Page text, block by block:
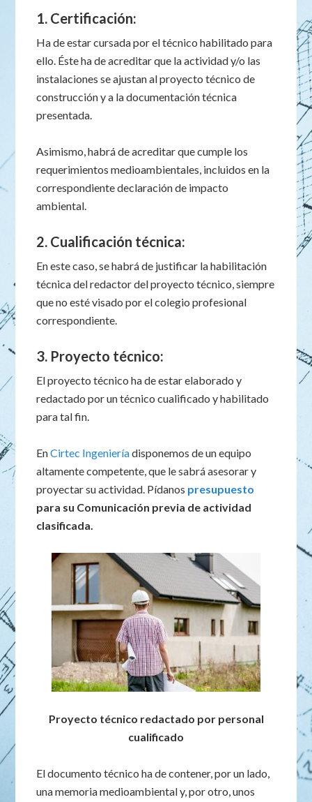
1. Certificación:
Ha de estar cursada por el técnico habilitado para
ello. Éste ha de acreditar que la actividad y/o las
instalaciones se ajustan al proyecto técnico de
construcción y a la documentación técnica
presentada.
Asimismo, habrá de acreditar que cumple los
requerimientos medioambientales, incluidos en la
correspondiente declaración de impacto
ambiental.
2. Cualificación técnica:
En este caso, se habrá de justificar la habilitación
técnica del redactor del proyecto técnico, siempre
que no esté visado por el colegio profesional
correspondiente.
3. Proyecto técnico:
El proyecto técnico ha de estar elaborado y
redactado por un técnico cualificado y habilitado
para tal fin.
EnCirtec Ingenieríadisponemos de un equipo
altamente competente, que le sabrá asesorar y
proyectar su actividad. Pídanos presupuesto
para su Comunicación previa de actividad
clasificada.
Proyecto técnico redactado por personal
cualificado
El documento técnico ha de contener, por un lado,
una memoria medioambiental y, por otro, unos